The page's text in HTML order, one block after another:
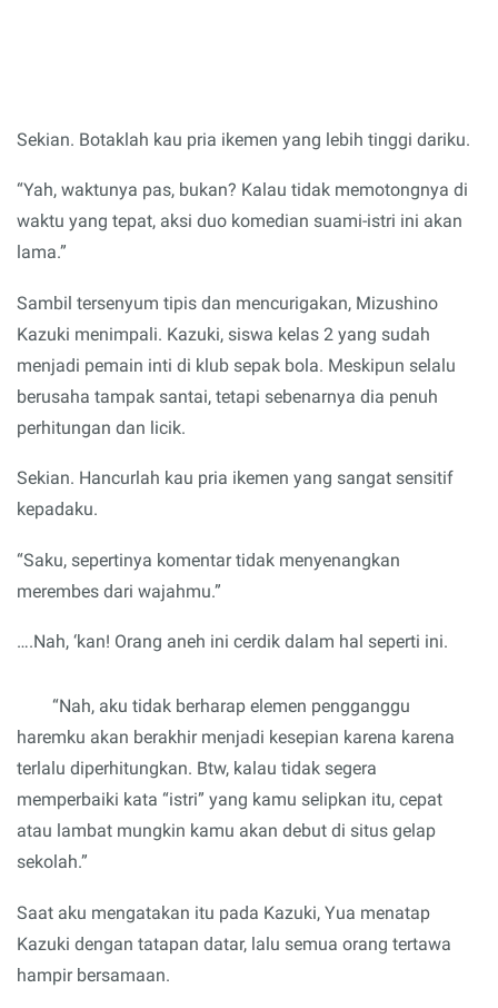
Sekian. Botaklah kau pria ikemen yang lebih tinggi dariku.
“Yah, waktunya pas, bukan? Kalau tidak memotongnya di
waktu yang tepat, aksi duo komedian suami-istri ini akan
lama.”
Sambil tersenyum tipis dan mencurigakan, Mizushino
Kazuki menimpali. Kazuki, siswa kelas 2 yang sudah
menjadi pemain inti di klub sepak bola. Meskipun selalu
berusaha tampak santai, tetapi sebenarnya dia penuh
perhitungan dan licik.
Sekian. Hancurlah kau pria ikemen yang sangat sensitif
kepadaku.
“Saku, sepertinya komentar tidak menyenangkan
merembes dari wajahmu.”
….Nah, ‘kan! Orang aneh ini cerdik dalam hal seperti ini.
“Nah, aku tidak berharap elemen pengganggu
haremku akan berakhir menjadi kesepian karena karena
terlalu diperhitungkan. Btw, kalau tidak segera
memperbaiki kata “istri” yang kamu selipkan itu, cepat
atau lambat mungkin kamu akan debut di situs gelap
sekolah.”
Saat aku mengatakan itu pada Kazuki, Yua menatap
Kazuki dengan tatapan datar, lalu semua orang tertawa
hampir bersamaan.